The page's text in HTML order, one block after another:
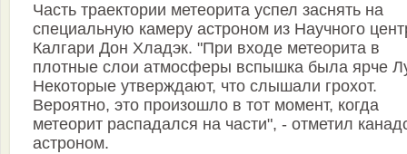
Часть траектории метеорита успел заснять на
специальную камеру астроном из Научного
Калгари Дон Хладэк. "При входе метеорита в
плотные слои атмосферы вспышка была ярче
Некоторые утверждают, что слышали грохот.
Вероятно, это произошло в тот момент, когда
метеорит распадался на части", - отметил
астроном.